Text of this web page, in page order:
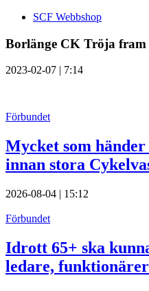
SCF Webbshop
Borlänge CK Tröja fram
2023-02-07 | 7:14
Förbundet
Mycket som
innan stora
2026-08-04 | 15:12
Förbundet
Idrott 65+ ska
ledare,